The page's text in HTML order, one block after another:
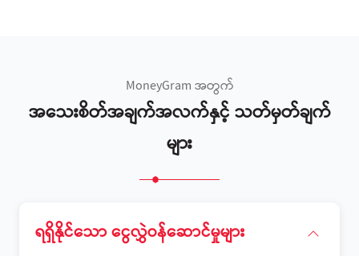
MoneyGram အတွက်
အသေးစိတ်အချက်အလက်နှင့် သတ်မှတ်ချက်
များ
ရရှိနိုင်‌သော ငွေလွှဲဝန်ဆောင်မှုများ